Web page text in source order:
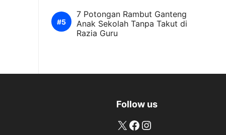
7 Potongan Rambut Ganteng
Anak Sekolah Tanpa Takut di
Razia Guru
Follow us
X Facebook
Instagram